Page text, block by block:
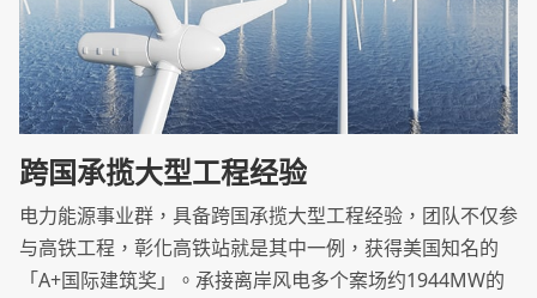
跨国承揽大型工程经验
电力能源事业群，具备跨国承揽大型工程经验，团队不仅参
与高铁工程，彰化高铁站就是其中一例，获得美国知名的
「A+国际建筑奖」。承接离岸风电多个案场约1944MW的